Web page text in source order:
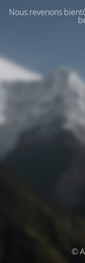
Nous revenons
©